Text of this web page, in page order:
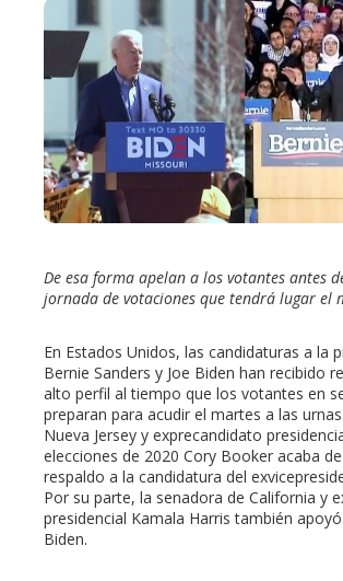
De esa forma apelan a los votantes antes
jornada de votaciones que tendrá lugar el
En Estados Unidos, las candidaturas a la
Bernie Sanders y Joe Biden han recibido
alto perfil al tiempo que los votantes en
preparan para acudir el martes a las
Nueva Jersey y exprecandidato
elecciones de 2020 Cory Booker acaba
respaldo a la candidatura del
Por su parte, la senadora de California y
presidencial Kamala Harris también
Biden.